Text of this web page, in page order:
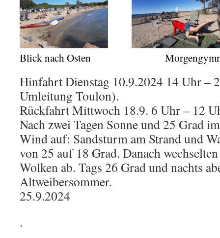
Blick nach Osten
Hinfahrt Dienstag 10.9.2024 14 Uhr –
Umleitung Toulon).
Rückfahrt Mittwoch 18.9. 6 Uhr – 12
Nach zwei Tagen Sonne und 25 Grad
Wind auf: Sandsturm am Strand und
von 25 auf 18 Grad. Danach
Wolken ab. Tags 26 Grad und nachts
Altweibersommer.
25.9.2024
.